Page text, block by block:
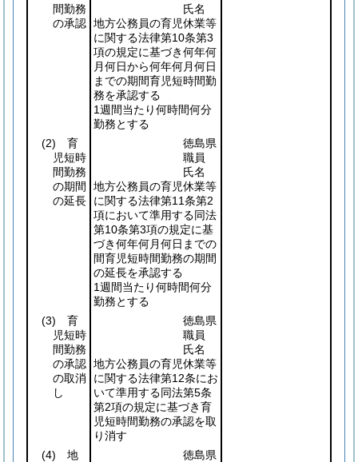
間勤務
の承認
氏名
地方公務員の育児休業等
に関する法律第10条第3
項の規定に基づき何年何
月何日から何年何月何日
までの期間育児短時間勤
務を承認する
1週間当たり何時間何分
勤務とする
(2) 育
児短時
間勤務
の期間
の延長
徳島県
職員
氏名
地方公務員の育児休業等
に関する法律第11条第2
項において準用する同法
第10条第3項の規定に基
づき何年何月何日までの
間育児短時間勤務の期間
の延長を承認する
1週間当たり何時間何分
勤務とする
(3) 育
児短時
間勤務
の承認
の取消
し
徳島県
職員
氏名
地方公務員の育児休業等
に関する法律第12条にお
いて準用する同法第5条
第2項の規定に基づき育
児短時間勤務の承認を取
り消す
(4) 地
徳島県